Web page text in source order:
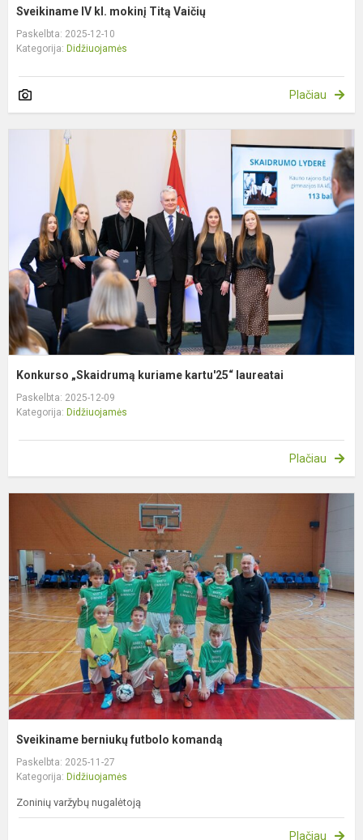
Sveikiname IV kl. mokinį Titą Vaičių
Paskelbta: 2025-12-10
Kategorija: Didžiuojamės
Plačiau
Konkurso „Skaidrumą kuriame kartu'25“ laureatai
Paskelbta: 2025-12-09
Kategorija: Didžiuojamės
Plačiau
Sveikiname berniukų futbolo komandą
Paskelbta: 2025-11-27
Kategorija: Didžiuojamės
Zoninių varžybų nugalėtoją
Plačiau